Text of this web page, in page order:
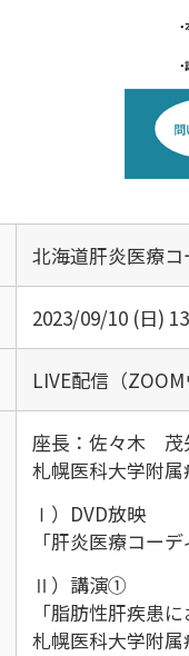
北海道肝炎医療コ
2023/09/10 (日)
LIVE配信（ZOOM
座長：佐々木 茂
札幌医科大学附
Ⅰ）DVD放映
「肝炎医療コー
Ⅱ）講演①
「脂肪性肝疾患
札幌医科大学附